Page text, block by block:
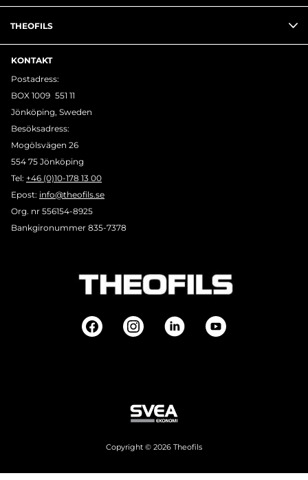
THEOFILS
KONTAKT
Postadress:
BOX 1009 551 11
Jönköping, Sweden
Besöksadress:
Mogölsvägen 26
554 75 Jönköping
Tel: +46 (0)10-178 13 00
Epost: info@theofils.se
Org. nr 556154-8925
Bankgironummer 835-7378
Copyright © 2026 Theofils